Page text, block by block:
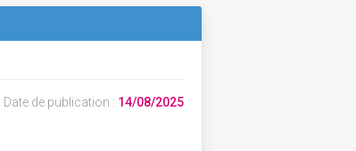
Date de publication : 14/08/2025